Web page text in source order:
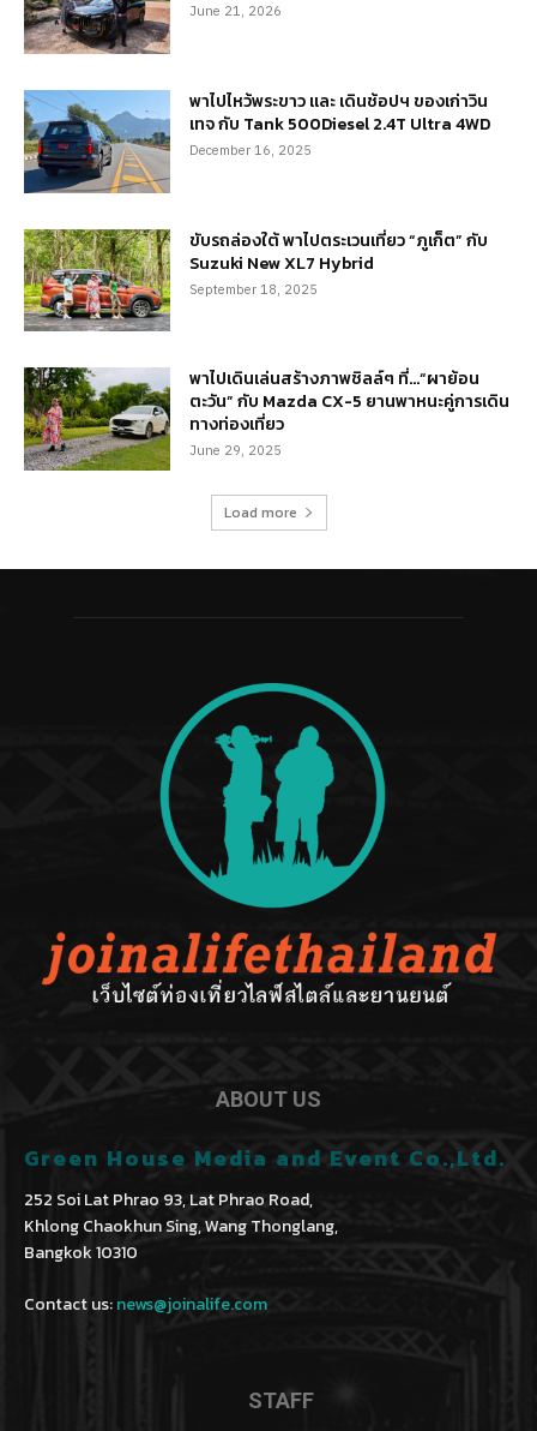
June 21, 2026
พาไปไหว้พระขาว และ เดินช้อปฯ ของเก่าวิน
เทจ กับ Tank 500Diesel 2.4T Ultra 4WD
December 16, 2025
ขับรถล่องใต้ พาไปตระเวนเที่ยว “ภูเก็ต” กับ
Suzuki New XL7 Hybrid
September 18, 2025
พาไปเดินเล่นสร้างภาพชิลล์ๆ ที่…“ผาย้อน
ตะวัน” กับ Mazda CX-5 ยานพาหนะคู่การเดิน
ทางท่องเที่ยว
June 29, 2025
Load more
ABOUT US
Green House Media and Event Co.,Ltd.
252 Soi Lat Phrao 93, Lat Phrao Road,
Khlong Chaokhun Sing, Wang Thonglang,
Bangkok 10310
Contact us:news@joinalife.com
STAFF